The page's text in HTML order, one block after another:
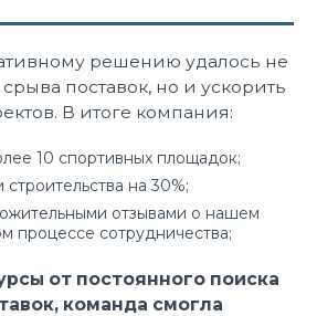
решению удалось не
поставок, но и ускорить
В итоге компания:
10 спортивных площадок;
на 30%;
отзывами о нашем
процессе сотрудничества;
от постоянного поиска
команда смогла